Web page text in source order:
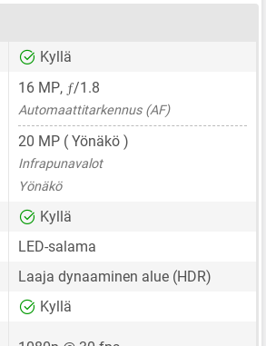
Kyllä
16 MP, ƒ/1.8
Automaattitarkennus (AF)
20 MP ( Yönäkö )
Infrapunavalot
Yönäkö
Kyllä
LED-salama
Laaja dynaaminen alue (HDR)
Kyllä